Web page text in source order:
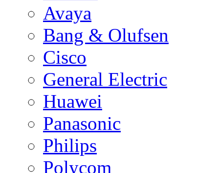
Avaya
Bang & Olufsen
Cisco
General Electric
Huawei
Panasonic
Philips
Polycom